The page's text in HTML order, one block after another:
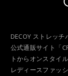
DECOY ストレッ
公式通販サイト「
トからオンスタイ
レディースファッ